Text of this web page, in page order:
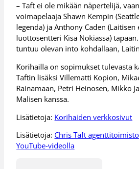
– Taft ei ole mikään näpertelijä,
voimapelaaja Shawn Kempin
legenda) ja Anthony Caden (Laitisen
luottosentteri Kisa Nokiassa)
tuntuu olevan into kohdallaan,
Korihailla on sopimukset tulevasta
Taftin lisäksi Villematti Kopion,
Rainamaan, Petri Heinosen, Mikko
Malisen kanssa.
Lisätietoja: Korihaiden verkkosivut
Lisätietoja: Chris Taft
YouTube-videolla